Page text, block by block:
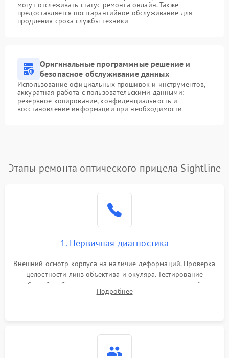
могут отслеживать статус ремонта онлайн. Также
предоставляется постгарантийное обслуживание для
продления срока службы техники
Оригинальные программные решение и
безопасное обслуживание данных
Использование официальных прошивок и инструментов,
аккуратная работа с пользовательскими данными:
резервное копирование, конфиденциальность и
восстановление информации при необходимости
Этапы ремонта оптического прицела Sightline
1. Первичная диагностика
Внешний осмотр корпуса на наличие деформаций. Проверка
целостности линз объектива и окуляра. Тестирование
работы барабанчиков ввода поправок, кольца отстройки
параллакса и зума. Выявление сколов, внутренних
Подробнее